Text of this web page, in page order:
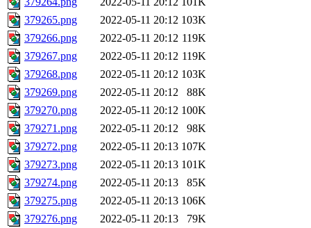
379265.png
2022-05-11 20:12 103K
379266.png
2022-05-11 20:12 119K
379267.png
2022-05-11 20:12 119K
379268.png
2022-05-11 20:12 103K
379269.png
2022-05-11 20:12
88K
379270.png
2022-05-11 20:12 100K
379271.png
2022-05-11 20:12
98K
379272.png
2022-05-11 20:13 107K
379273.png
2022-05-11 20:13 101K
379274.png
2022-05-11 20:13
85K
379275.png
2022-05-11 20:13 106K
379276.png
2022-05-11 20:13
79K